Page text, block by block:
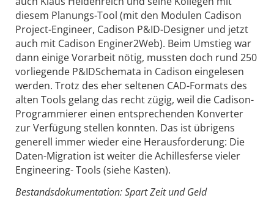
diesem Planungs-Tool (mit den Modulen Cadison
Project-Engineer, Cadison P&ID-Designer und jetzt
auch mit Cadison Enginer2Web). Beim Umstieg war
dann einige Vorarbeit nötig, mussten doch rund 250
vorliegende P&IDSchemata in Cadison eingelesen
werden. Trotz des eher seltenen CAD-Formats des
alten Tools gelang das recht zügig, weil die Cadison-
Programmierer einen entsprechenden Konverter
zur Verfügung stellen konnten. Das ist übrigens
generell immer wieder eine Herausforderung: Die
Daten-Migration ist weiter die Achillesferse vieler
Engineering- Tools (siehe Kasten).
Bestandsdokumentation: Spart Zeit und Geld